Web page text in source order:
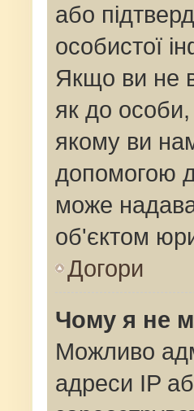
або
особистої
Якщо ви не
як до
якому ви
допомогою
може
об'єктом
Догори
Чому я не
Можливо
адреси IP